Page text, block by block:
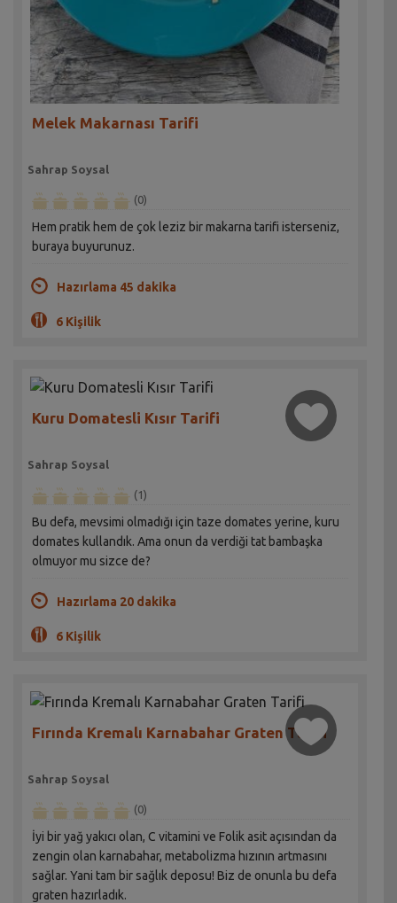
Melek Makarnası Tarifi
Sahrap Soysal
(0)
Hem pratik hem de çok leziz bir makarna tarifi isterseniz,
buraya buyurunuz.
Hazırlama 45 dakika
6 Kişilik
Kuru Domatesli Kısır Tarifi
Sahrap Soysal
(1)
Bu defa, mevsimi olmadığı için taze domates yerine, kuru
domates kullandık. Ama onun da verdiği tat bambaşka
olmuyor mu sizce de?
Hazırlama 20 dakika
6 Kişilik
Fırında Kremalı Karnabahar Graten Tarifi
Sahrap Soysal
(0)
İyi bir yağ yakıcı olan, C vitamini ve Folik asit açısından da
zengin olan karnabahar, metabolizma hızının artmasını
sağlar. Yani tam bir sağlık deposu! Biz de onunla bu defa
graten hazırladık.